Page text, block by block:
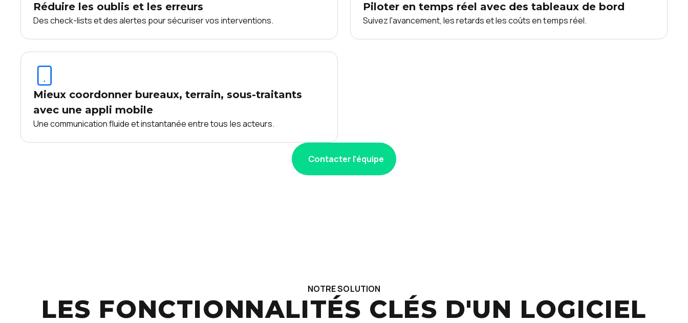
Réduire les oublis et les erreurs
Des check-lists et des alertes pour sécuriser vos interventions.
Piloter en temps réel avec des tableaux de bord
Suivez l'avancement, les retards et les coûts en temps réel.
Mieux coordonner bureaux, terrain, sous-traitants
avec une appli mobile
Une communication fluide et instantanée entre tous les acteurs.
Contacter l'équipe
NOTRE SOLUTION
LES FONCTIONNALITÉS CLÉS D'UN LOGICIEL